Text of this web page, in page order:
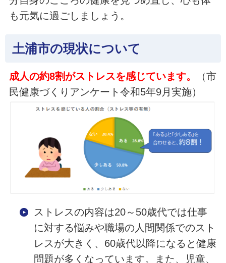
も元気に過ごしましょう。
土浦市の現状について
成人の約8割がストレスを感じています。
（市
民健康づくりアンケート令和5年9月実施）
ストレスの内容は20～50歳代では仕事
に対する悩みや職場の人間関係でのスト
レスが大きく、60歳代以降になると健康
問題が多くなっています。また、児童、